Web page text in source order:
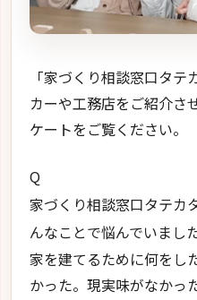
「家づくり相談窓口タ
カーや工務店をご紹介さ
ケートをご覧ください。
Q
家づくり相談窓口タテカ
んなことで悩んでいまし
家を建てるために何をし
かった。現実味がなかっ